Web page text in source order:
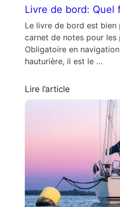
Livre de bord: Quel
Le livre de bord est bien
carnet de notes pour les
Obligatoire en
hauturière, il est le …
Lire l’article